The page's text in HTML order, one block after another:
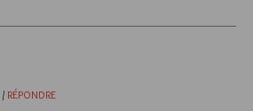
/ RÉPONDRE